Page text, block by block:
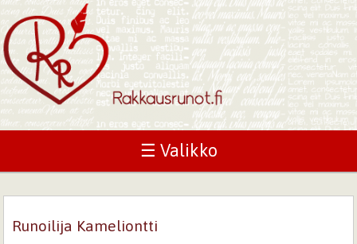
☰ Valikko
Runoilija Kameliontti